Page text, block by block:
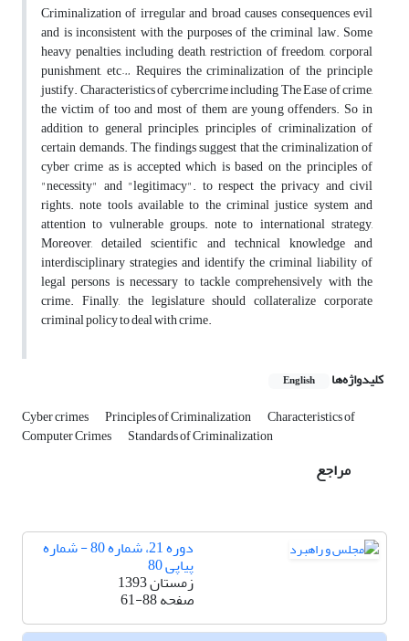
Criminalization of irregular and broad causes consequences evil
and is inconsistent with the purposes of the criminal law. Some
heavy penalties, including death, restriction of freedom, corporal
punishment, etc… Requires the criminalization of the principle
justify. Characteristics of cybercrime including The Ease of crime,
the victim of too and most of them are young offenders. So in
addition to general principles, principles of criminalization of
certain demands. The findings suggest that the criminalization of
cyber crime as is accepted which is based on the principles of
"necessity" and "legitimacy". to respect the privacy and civil
rights. note tools available to the criminal justice system and
attention to vulnerable groups. note to international strategy,
Moreover, detailed scientific and technical knowledge and
interdisciplinary strategies and identify the criminal liability of
legal persons is necessary to tackle comprehensively with the
crime. Finally, the legislature should collateralize corporate
criminal policy to deal with crime.
کلیدواژه‌ها English
Cyber crimes Principles of Criminalization Characteristics of
Computer Crimes Standards of Criminalization
مراجع
دوره 21، شماره 80 - شماره
پیاپی 80
زمستان 1393
صفحه61-88